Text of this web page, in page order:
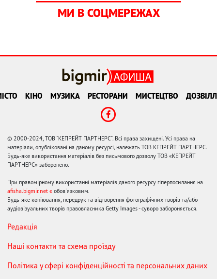
МИ В СОЦМЕРЕЖАХ
КІНО МУЗИКА РЕСТОРАНИ МИСТЕЦТВО
© 2000-2024, ТОВ "КЕПРЕЙТ ПАРТНЕРС". Всі права захищені. Усі права на
матеріали, опубліковані на даному ресурсі, належать ТОВ КЕПРЕЙТ ПАРТНЕРС.
Будь-яке використання матеріалів без письмового дозволу ТОВ «КЕПРЕЙТ
ПАРТНЕРС» заборонено.
При правомірному використанні матеріалів даного ресурсу гіперпосилання на
afisha.bigmir.net є обов'язковим.
Будь-яке копіювання, передрук та відтворення фотографічних творів та/або
аудіовізуальних творів правовласника Getty Images - суворо забороняється.
Редакція
Наші контакти та схема проїзду
Політика у сфері конфіденційності та персональних даних